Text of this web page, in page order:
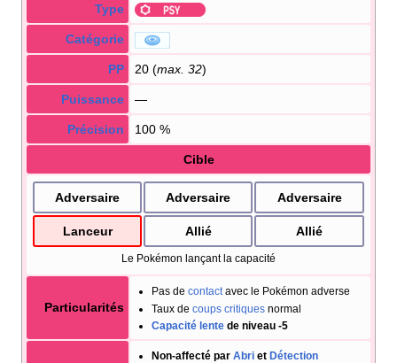
Type
Catégorie
PP 20 (max. 32)
Puissance —
Précision 100 %
Cible
Adversaire Adversaire Adversaire
Lanceur Allié Allié
Le Pokémon lançant la capacité
Particularités
Pas de contactavec le Pokémon adverse
Taux de coups critiquesnormal
Capacité lentede niveau -5
Non-affecté par Abriet Détection